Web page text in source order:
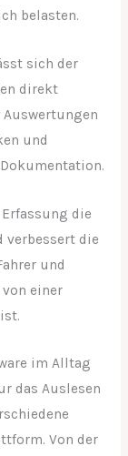
belasten.
sich der
direkt
und
die
verbessert die
und
einer
im Alltag
das Auslesen
Von der